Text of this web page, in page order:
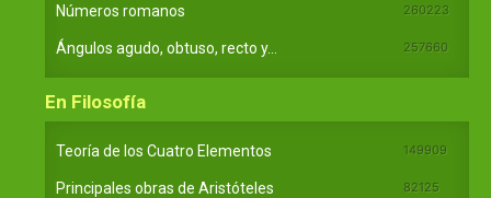
Números romanos 260223
Ángulos agudo, obtuso, recto y... 257660
En Filosofía
Teoría de los Cuatro Elementos 149909
Principales obras de Aristóteles 82125